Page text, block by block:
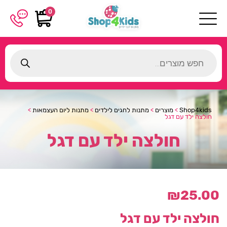
0
search
Shop4kids
> מוצרים > מתנות לחגים לילדים > מתנות ליום העצמאות >
חולצה ילד עם דגל
חולצה ילד עם דגל
₪25.00
חולצה ילד עם דגל